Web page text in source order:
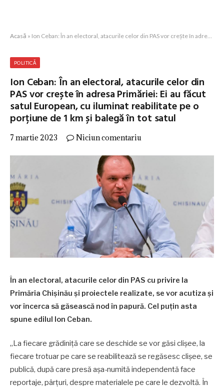
Acasă » Ion Ceban: În an electoral, atacurile celor din PAS vor crește în adresa Primăriei: Ei au făcut satul European, cu iluminat reabilitate pe o porțiune de 1 km și balegă în tot satul
POLITICĂ
Ion Ceban: În an electoral, atacurile celor din
PAS vor crește în adresa Primăriei: Ei au făcut
satul European, cu iluminat reabilitate pe o
porțiune de 1 km și balegă în tot satul
7 martie 2023 Niciun comentariu
În an electoral, atacurile celor din PAS cu privire la
Primăria Chișinău și proiectele realizate, se vor acutiza și
vor încerca să găsească nod în papură. Cel puțin asta
spune edilul Ion Ceban.
„La fiecare grădiniță care se deschide se vor găsi clișee, la
fiecare trotuar pe care se reabilitează se regăsesc clișee, se
publică, după care presă așa-numită independentă face
reportaje, pârțuri, despre materialele pe care le dezvoltă. În